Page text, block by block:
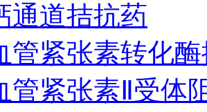
通道拮抗药
管紧张素转化
管紧张素Ⅱ受体